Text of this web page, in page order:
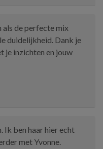
als de perfecte mix
duidelijkheid. Dank je
je inzichten en jouw
Ik ben haar hier echt
met Yvonne.